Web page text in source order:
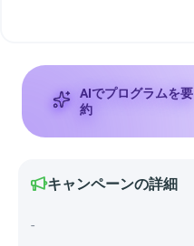
AIでプログラムを要
約
キャンペーンの詳細
-